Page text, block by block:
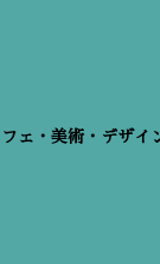
ェ・美術・デザイ